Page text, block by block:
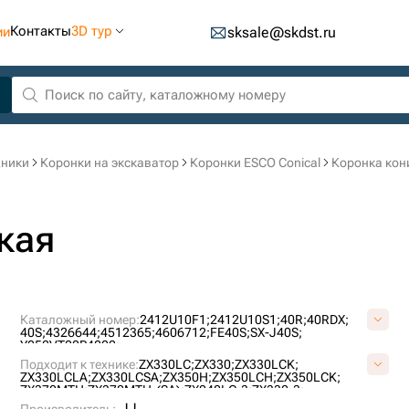
Контакты3D тур sksale@skdst.ru
Коронки на экскаватор Коронки ESCO Conical Коронка
Каталожный номер:2412U10F1;2412U10S1;40R;40RDX;
40S;4326644;4512365;4606712;FE40S;SX-J40S;
Y052VT00P4002;
Подходит к технике:ZX330LC;ZX330;ZX330LCK;
ZX330LCLA;ZX330LCSA;ZX350H;ZX350LCH;ZX350LCK;
ZX370MTH;ZX370MTH-(SA);ZX240LC-3;ZX330-3;
ZX3303-(B);
ZX330LC-3;